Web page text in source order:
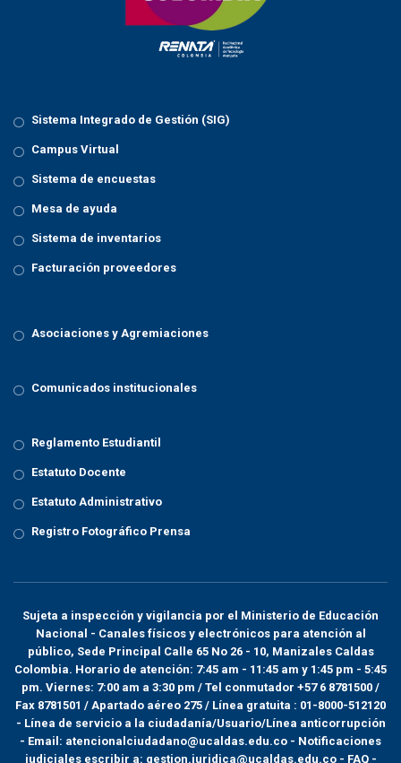
Sistema Integrado de Gestión (SIG)
Campus Virtual
Sistema de encuestas
Mesa de ayuda
Sistema de inventarios
Facturación proveedores
Asociaciones y Agremiaciones
Comunicados institucionales
Reglamento Estudiantil
Estatuto Docente
Estatuto Administrativo
Registro Fotográfico Prensa
Sujeta a inspección y vigilancia por el Ministerio de Educación
Nacional - Canales físicos y electrónicos para atención al
público, Sede Principal Calle 65 No 26 - 10, Manizales Caldas
Colombia. Horario de atención: 7:45 am - 11:45 am y 1:45 pm - 5:45
pm. Viernes: 7:00 am a 3:30 pm / Tel conmutador +57 6 8781500 /
Fax 8781501 / Apartado aéreo 275 / Línea gratuita : 01-8000-512120
- Línea de servicio a la ciudadanía/Usuario/Línea anticorrupción
- Email: atencionalciudadano@ucaldas.edu.co - Notificaciones
judiciales escribir a: gestion.juridica@ucaldas.edu.co - FAQ -